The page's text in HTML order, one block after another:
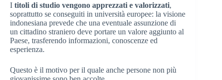
I titoli di studio vengono apprezzati e valorizzati,
soprattutto se conseguiti in università europee: la visione
indonesiana prevede che una eventuale assunzione di
un cittadino straniero deve portare un valore aggiunto al
Paese, trasferendo informazioni, conoscenze ed
esperienza.
Questo è il motivo per il quale anche persone non più